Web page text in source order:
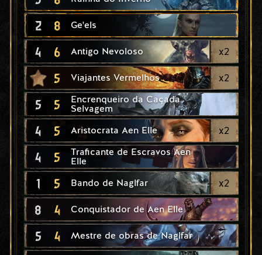
2 8 Ge'els
4 6 Antigo Nevoloso x2
5 Viajantes Vermelhos x2
5 5
Encrenqueiro da Caçada
Selvagem
4 5 Aristocrata Aen Elle x2
4 5
Traficante de Escravos Aen
Elle
1 5 Bando de Naglfar x2
8 4 Conquistador de Aen Elle
5 4 Mestre de obras de Naglfar